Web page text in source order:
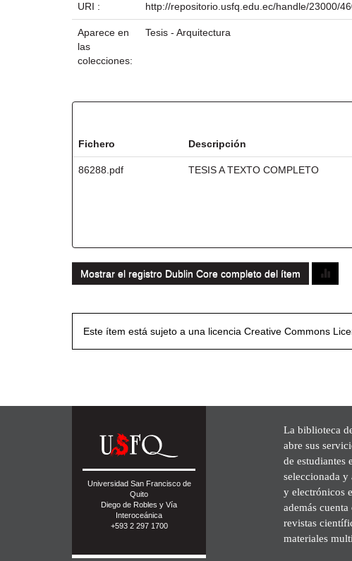
URI : http://repositorio.usfq.edu.ec/handle/23000/
Aparece en
las
colecciones:
Tesis - Arquitectura
Fichero Descripción
86288.pdf TESIS A TEXTO COMPLETO
Mostrar el registro Dublin Core completo del ítem
Este ítem está sujeto a una licencia Creative Commons
Universidad San Francisco de
Quito
Diego de Robles y Vía
Interoceánica
+593 2 297 1700
La biblioteca
abre sus
de estudiantes
seleccionada
y electrónicos
además
revistas
materiales